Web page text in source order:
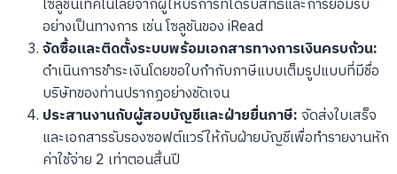
โซลูชันเทคโนโลยีจากผู้ให้บริการที่ได้รับสิทธิ์และการยอมรับ
อย่างเป็นทางการ เช่น โซลูชันของ iRead
จัดซื้อและติดตั้งระบบพร้อมเอกสารทางการเงินครบถ้วน:
ดำเนินการชำระเงินโดยขอใบกำกับภาษีแบบเต็มรูปแบบที่มีชื่อ
บริษัทของท่านปรากฏอย่างชัดเจน
ประสานงานกับผู้สอบบัญชีและฝ่ายยื่นภาษี:จัดส่งใบเสร็จ
และเอกสารรับรองซอฟต์แวร์ให้กับฝ่ายบัญชีเพื่อทำรายงานหัก
ค่าใช้จ่าย 2 เท่าตอนสิ้นปี